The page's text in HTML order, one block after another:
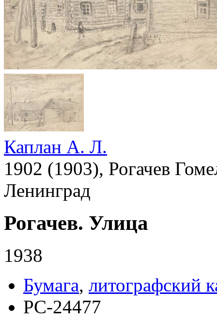
Каплан А. Л.
1902 (1903), Рогачев
Ленинград
Рогачев. Улица
1938
Бумага, литографский
РС-24477